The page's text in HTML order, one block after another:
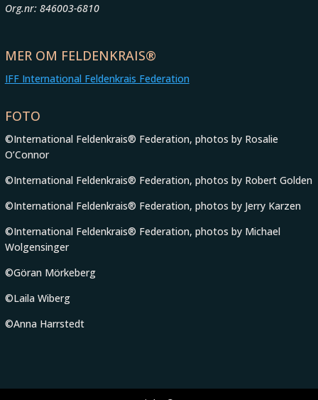
Org.nr: 846003-6810
MER OM FELDENKRAIS®
IFF International Feldenkrais Federation
FOTO
©International Feldenkrais® Federation, photos by Rosalie
O’Connor
©International Feldenkrais® Federation, photos by Robert Golden
©International Feldenkrais® Federation, photos by Jerry Karzen
©International Feldenkrais® Federation, photos by Michael
Wolgensinger
©Göran Mörkeberg
©Laila Wiberg
©Anna Harrstedt